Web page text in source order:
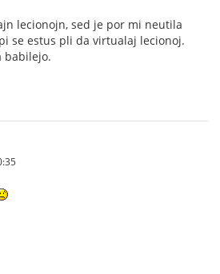
lecionojn, sed je por mi neutila
se estus pli da virtualaj lecionoj.
babilejo.